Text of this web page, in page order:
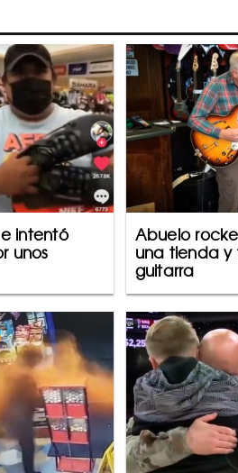
intentó
unos
Abuelo
una tienda
guitarra